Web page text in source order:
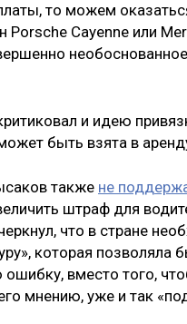
то можем
Porsche Cayenne или
и идею
быть взята в
также не
штраф для
что в стране
которая
ошибку, вместо того,
мнению, уже и так